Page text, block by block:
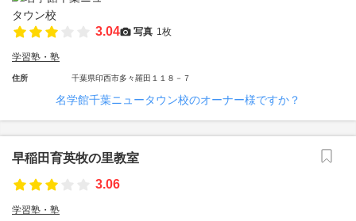
3.04 写真 1枚
学習塾・塾
住所 千葉県印西市多々羅田１１８－７
名学館千葉ニュータウン校のオーナー様ですか？
早稲田育英牧の里教室
3.06
学習塾・塾